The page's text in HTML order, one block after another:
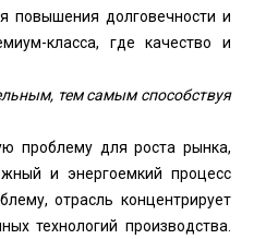
повышения долговечности и
класса, где качество и
тем самым способствуя
проблему для роста рынка,
и энергоемкий процесс
отрасль концентрирует
технологий производства.